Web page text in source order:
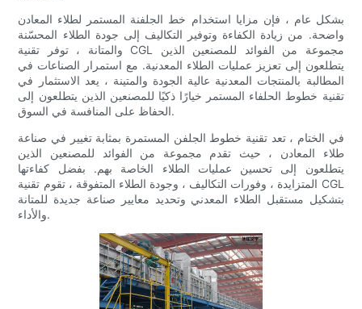
بشكل عام ، فإن مزايا استخدام خط الجلفنة المستمر لطلاء المعادن
واضحة. من زيادة الكفاءة وتوفير التكاليف إلى جودة الطلاء المحسّنة
والمتانة ، توفر تقنية CGL مجموعة من الفوائد للمصنعين الذين
يتطلعون إلى تعزيز عمليات الطلاء المعدنية. مع استمرار الصناعات في
المطالبة بالمنتجات المعدنية عالية الجودة والمتينة ، يعد الاستثمار في
تقنية خطوط الحلفاء المستمر خيارًا ذكيًا للمصنعين الذين يتطلعون إلى
الحفاظ على المنافسة في السوق.
في الختام ، تعد تقنية خطوط الجلفن المستمرة بمثابة تغيير في صناعة
طلاء المعادن ، حيث تقدم مجموعة من الفوائد للمصنعين الذين
يتطلعون إلى تحسين عمليات الطلاء الخاصة بهم. بفضل كفاءتها
المتزايدة ، وفورات التكاليف ، وجودة الطلاء المتفوقة ، تقوم تقنية CGL
بتشكيل مستقبل الطلاء المعدني وتحديد معايير صناعة جديدة للمتانة
والأداء.